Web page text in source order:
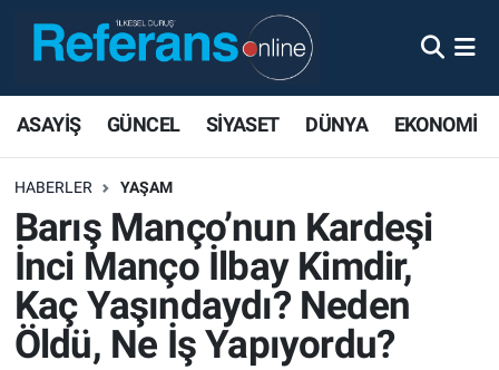
ASAYİŞ GÜNCEL SİYASET DÜNYA EKONOMİ
HABERLER YAŞAM
Barış Manço’nun Kardeşi
İnci Manço İlbay Kimdir,
Kaç Yaşındaydı? Neden
Öldü, Ne İş Yapıyordu?